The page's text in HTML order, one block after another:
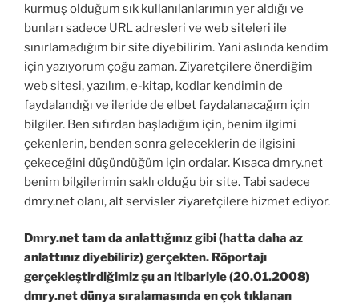
kurmuş olduğum sık kullanılanlarımın yer aldığı ve
bunları sadece URL adresleri ve web siteleri ile
sınırlamadığım bir site diyebilirim. Yani aslında kendim
için yazıyorum çoğu zaman. Ziyaretçilere önerdiğim
web sitesi, yazılım, e-kitap, kodlar kendimin de
faydalandığı ve ileride de elbet faydalanacağım için
bilgiler. Ben sıfırdan başladığım için, benim ilgimi
çekenlerin, benden sonra geleceklerin de ilgisini
çekeceğini düşündüğüm için ordalar. Kısaca dmry.net
benim bilgilerimin saklı olduğu bir site. Tabi sadece
dmry.net olanı, alt servisler ziyaretçilere hizmet ediyor.
Dmry.net tam da anlattığınız gibi (hatta daha az
anlattınız diyebiliriz) gerçekten. Röportajı
gerçekleştirdiğimiz şu an itibariyle (20.01.2008)
dmry.net dünya sıralamasında en çok tıklanan